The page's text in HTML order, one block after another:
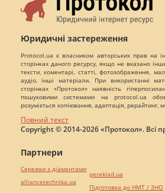
Юридичні застереження
Protocol.ua є власником авторських прав на
сторінках даного ресурсу, якщо не вказано
тексти, коментарі, статті, фотозображення,
аудіо, інші матеріали. При використанні
сторінках «Протокол» наявність
пошуковими системами на protocol.ua
розуміється копіювання, адаптація, рерайтинг,
Повний текст
Copyright © 2014-2026 «Протокол». Всі
Партнери
Сережки з діамантами
alliancetechnika.ua
pereklad.ua
Підготовка до НМТ / ЗНО